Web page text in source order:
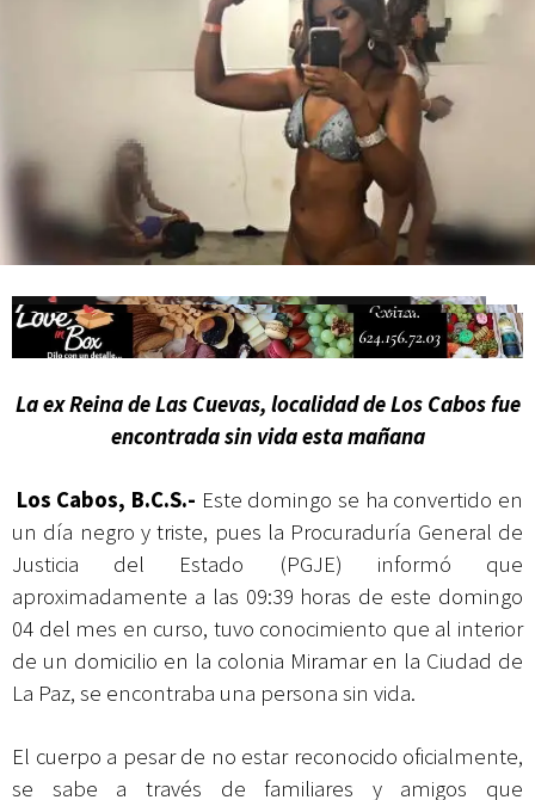
La ex Reina de Las Cuevas, localidad de Los Cabos fue
encontrada sin vida esta mañana
Los Cabos, B.C.S.- Este domingo se ha convertido en
un día negro y triste, pues la Procuraduría General de
Justicia del Estado (PGJE) informó que
aproximadamente a las 09:39 horas de este domingo
04 del mes en curso, tuvo conocimiento que al interior
de un domicilio en la colonia Miramar en la Ciudad de
La Paz, se encontraba una persona sin vida.
El cuerpo a pesar de no estar reconocido oficialmente,
se sabe a través de familiares y amigos que